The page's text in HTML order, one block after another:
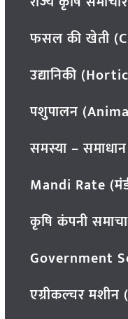
फसल की खेती
उद्यानिकी
पशुपालन
समस्या –
Mandi Rate
कृषि कंपनी
Government
एग्रीकल्चर